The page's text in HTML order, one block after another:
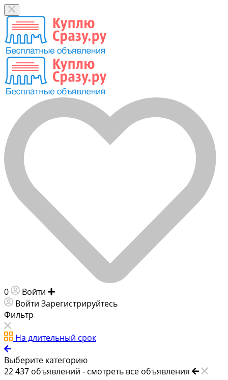
0 Войти
Войти Зарегистрируйтесь
Фильтр
На длительный срок
Выберите категорию
22 437 объявлений - смотреть все объявления